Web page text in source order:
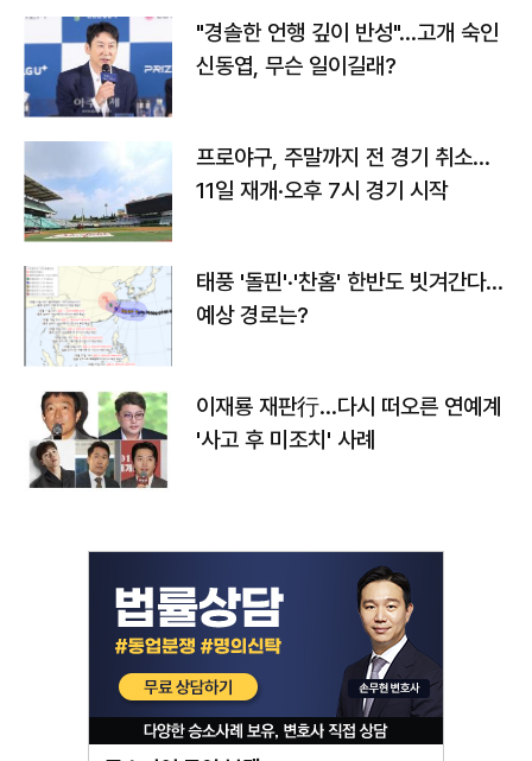
"경솔한 언행 깊이 반성"…고개 숙인
신동엽, 무슨 일이길래?
프로야구, 주말까지 전 경기 취소…
11일 재개·오후 7시 경기 시작
태풍 '돌핀'·'찬홈' 한반도 빗겨간다…
예상 경로는?
이재룡 재판行…다시 떠오른 연예계
'사고 후 미조치' 사례